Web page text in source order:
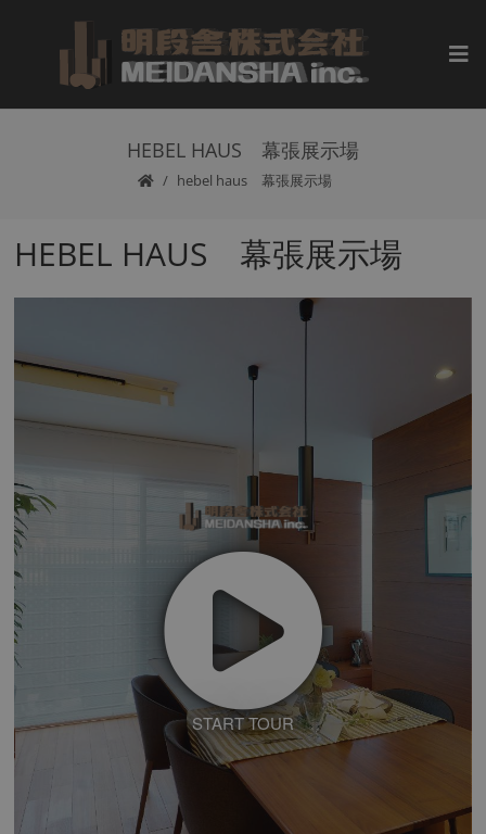
HEBEL HAUS 幕張展示場
hebel haus 幕張展示場
HEBEL HAUS 幕張展示場
START TOUR